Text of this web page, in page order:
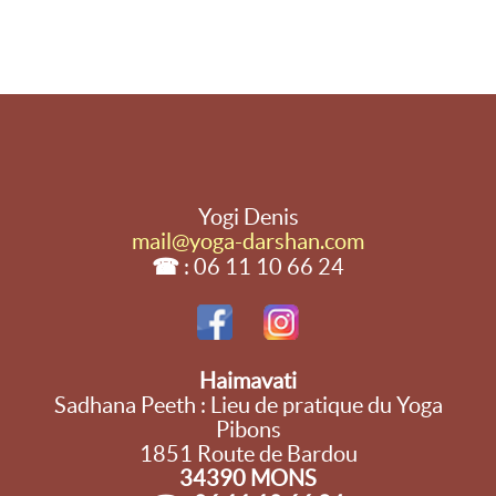
Yogi Denis
mail@yoga-darshan.com
☎ : 06 11 10 66 24
Haimavati
Sadhana Peeth : Lieu de pratique du Yoga
Pibons
1851 Route de Bardou
34390 MONS